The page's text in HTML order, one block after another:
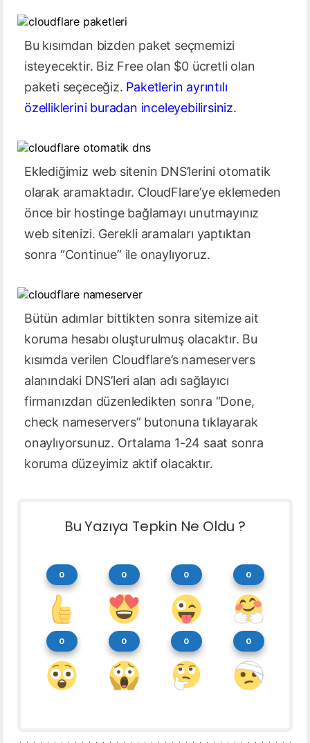
Bu kısımdan bizden paket seçmemizi
isteyecektir. Biz Free olan $0 ücretli olan
paketi seçeceğiz. Paketlerin ayrıntılı
özelliklerini buradan inceleyebilirsiniz.
Eklediğimiz web sitenin DNS’lerini otomatik
olarak aramaktadır. CloudFlare’ye eklemeden
önce bir hostinge bağlamayı unutmayınız
web sitenizi. Gerekli aramaları yaptıktan
sonra “Continue” ile onaylıyoruz.
Bütün adımlar bittikten sonra sitemize ait
koruma hesabı oluşturulmuş olacaktır. Bu
kısımda verilen Cloudflare’s nameservers
alanındaki DNS’leri alan adı sağlayıcı
firmanızdan düzenledikten sonra “Done,
check nameservers” butonuna tıklayarak
onaylıyorsunuz. Ortalama 1-24 saat sonra
koruma düzeyimiz aktif olacaktır.
Bu Yazıya Tepkin Ne Oldu ?
0 0 0 0
0 0 0 0